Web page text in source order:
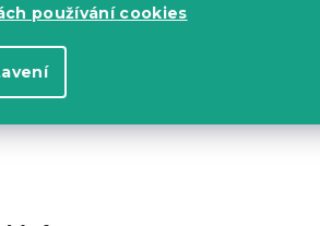
používání cookies